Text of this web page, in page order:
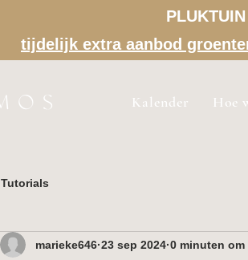
tijdelijk extra aanbod
Kalender Hoe
Tutorials
marieke646 23 sep 2024 0 minuten om